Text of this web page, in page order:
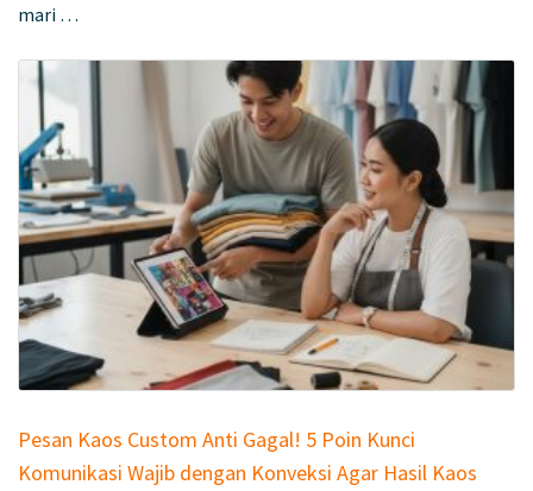
mari …
Pesan Kaos Custom Anti Gagal! 5 Poin Kunci
Komunikasi Wajib dengan Konveksi Agar Hasil Kaos